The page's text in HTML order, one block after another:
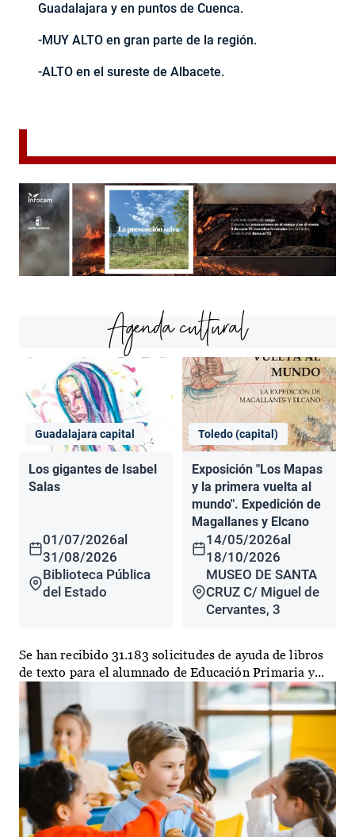
Guadalajara y en puntos de Cuenca.
-MUY ALTO en gran parte de la región.
-ALTO en el sureste de Albacete.
Agenda cultural
Guadalajara capital
Los gigantes de Isabel
Salas
01/07/2026al
31/08/2026
Biblioteca Pública
del Estado
Toledo (capital)
Exposición "Los Mapas
y la primera vuelta al
mundo". Expedición de
Magallanes y Elcano
14/05/2026al
18/10/2026
MUSEO DE SANTA
CRUZ C/ Miguel de
Cervantes, 3
Se han recibido 31.183 solicitudes de ayuda de libros
de texto para el alumnado de Educación Primaria y...